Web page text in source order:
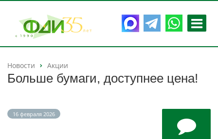
Новости Акции
Больше бумаги, доступнее цена!
16 февраля 2026